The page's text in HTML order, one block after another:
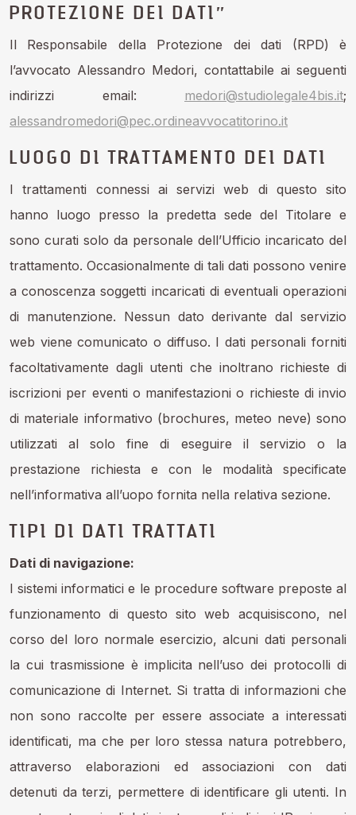
PROTEZIONE DEI DATI”
Il Responsabile della Protezione dei dati (RPD) è
l’avvocato Alessandro Medori, contattabile ai seguenti
indirizzi email: medori@studiolegale4bis.it;
alessandromedori@pec.ordineavvocatitorino.it
LUOGO DI TRATTAMENTO DEI DATI
I trattamenti connessi ai servizi web di questo sito
hanno luogo presso la predetta sede del Titolare e
sono curati solo da personale dell’Ufficio incaricato del
trattamento. Occasionalmente di tali dati possono venire
a conoscenza soggetti incaricati di eventuali operazioni
di manutenzione. Nessun dato derivante dal servizio
web viene comunicato o diffuso. I dati personali forniti
facoltativamente dagli utenti che inoltrano richieste di
iscrizioni per eventi o manifestazioni o richieste di invio
di materiale informativo (brochures, meteo neve) sono
utilizzati al solo fine di eseguire il servizio o la
prestazione richiesta e con le modalità specificate
nell’informativa all’uopo fornita nella relativa sezione.
TIPI DI DATI TRATTATI
Dati di navigazione:
I sistemi informatici e le procedure software preposte al
funzionamento di questo sito web acquisiscono, nel
corso del loro normale esercizio, alcuni dati personali
la cui trasmissione è implicita nell’uso dei protocolli di
comunicazione di Internet. Si tratta di informazioni che
non sono raccolte per essere associate a interessati
identificati, ma che per loro stessa natura potrebbero,
attraverso elaborazioni ed associazioni con dati
detenuti da terzi, permettere di identificare gli utenti. In